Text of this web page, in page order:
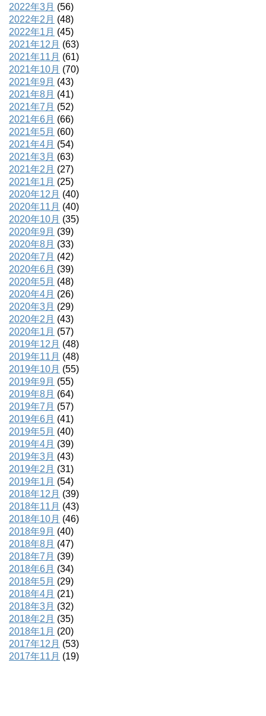
2022年3月 (56)
2022年2月 (48)
2022年1月 (45)
2021年12月 (63)
2021年11月 (61)
2021年10月 (70)
2021年9月 (43)
2021年8月 (41)
2021年7月 (52)
2021年6月 (66)
2021年5月 (60)
2021年4月 (54)
2021年3月 (63)
2021年2月 (27)
2021年1月 (25)
2020年12月 (40)
2020年11月 (40)
2020年10月 (35)
2020年9月 (39)
2020年8月 (33)
2020年7月 (42)
2020年6月 (39)
2020年5月 (48)
2020年4月 (26)
2020年3月 (29)
2020年2月 (43)
2020年1月 (57)
2019年12月 (48)
2019年11月 (48)
2019年10月 (55)
2019年9月 (55)
2019年8月 (64)
2019年7月 (57)
2019年6月 (41)
2019年5月 (40)
2019年4月 (39)
2019年3月 (43)
2019年2月 (31)
2019年1月 (54)
2018年12月 (39)
2018年11月 (43)
2018年10月 (46)
2018年9月 (40)
2018年8月 (47)
2018年7月 (39)
2018年6月 (34)
2018年5月 (29)
2018年4月 (21)
2018年3月 (32)
2018年2月 (35)
2018年1月 (20)
2017年12月 (53)
2017年11月 (19)